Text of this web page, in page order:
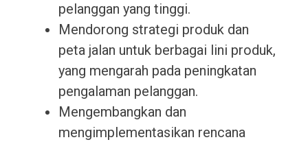
pelanggan yang tinggi.
Mendorong strategi produk dan
peta jalan untuk berbagai lini produk,
yang mengarah pada peningkatan
pengalaman pelanggan.
Mengembangkan dan
mengimplementasikan rencana